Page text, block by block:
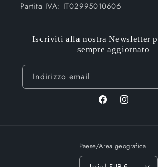
Partita IVA: IT02995010606
Iscriviti alla nostra Newsletter
sempre aggiornato
Indirizzo email
FacebookInstagram
Paese/Area geografica